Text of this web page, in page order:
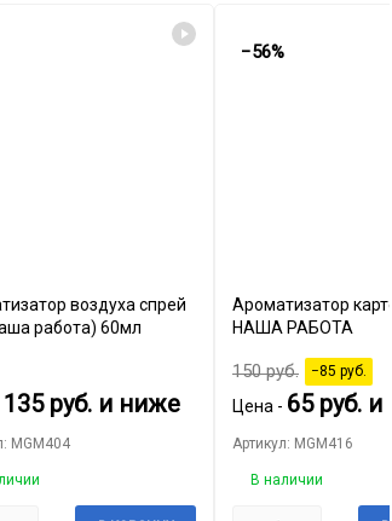
воздуха спрей
работа) 60мл
135 руб. и ниже
MGM404
−56%
Ароматизатор
НАША РАБОТА
150руб. −85 руб.
Цена - 65 руб. и
Артикул: MGM416
В наличии